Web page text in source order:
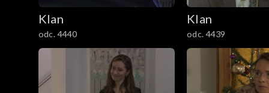
Klan
odc. 4440
Klan
odc. 4439